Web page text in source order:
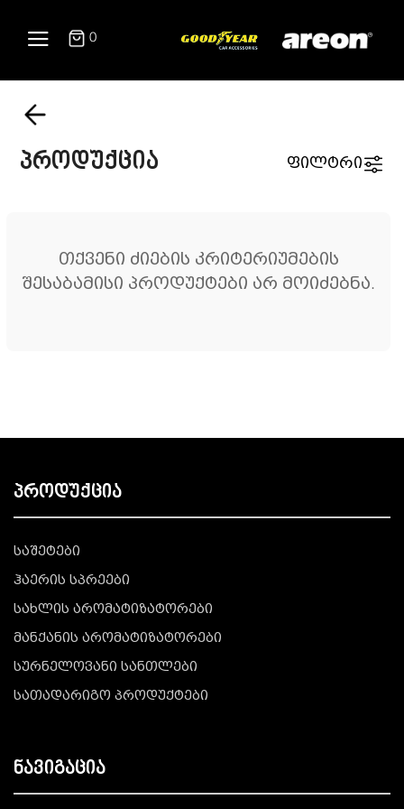
0
პროდუქცია ფილტრი
თქვენი ძიების კრიტერიუმების
შესაბამისი პროდუქტები არ მოიძებნა.
პროდუქცია
საშეტები
ჰაერის სპრეები
სახლის არომატიზატორები
მანქანის არომატიზატორები
სურნელოვანი სანთლები
სათადარიგო პროდუქტები
ნავიგაცია